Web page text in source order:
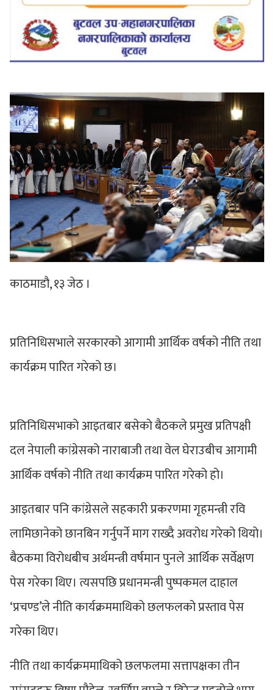
काठमाडौ, १३ जेठ ।
प्रतिनिधिसभाले सरकारको आगामी आर्थिक वर्षको नीति तथा
कार्यक्रम पारित गरेको छ।
प्रतिनिधिसभाको आइतबार बसेको बैठकले प्रमुख प्रतिपक्षी
दल नेपाली कांग्रेसको नाराबाजी तथा वेल घेराउबीच आगामी
आर्थिक वर्षको नीति तथा कार्यक्रम पारित गरेको हो।
आइतबार पनि कांग्रेसले सहकारी प्रकरणमा गृहमन्त्री रवि
लामिछानेको छानबिन गर्नुपर्ने माग राख्दै अवरोध गरेको थियो।
बैठकमा विरोधबीच अर्थमन्त्री वर्षमान पुनले आर्थिक सर्वेक्षण
पेस गरेका थिए। त्यसपछि प्रधानमन्त्री पुष्पकमल दाहाल
‘प्रचण्ड’ले नीति कार्यक्रममाथिको छलफलको प्रस्ताव पेस
गरेका थिए।
नीति तथा कार्यक्रममाथिको छलफलमा सत्तापक्षका तीन